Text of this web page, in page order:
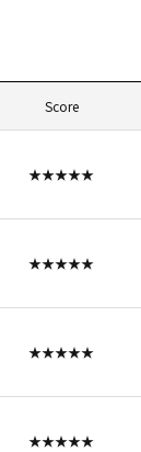
Score
★★★★★
★★★★★
★★★★★
★★★★★